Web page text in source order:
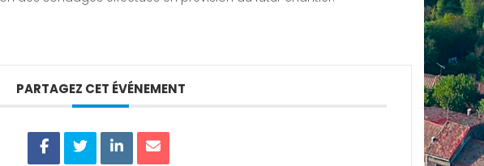
PARTAGEZ CET ÉVÉNEMENT